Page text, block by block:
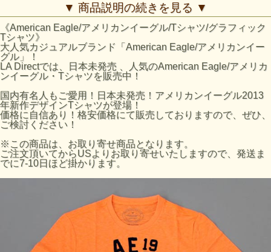
アメリカンイーグルTシャツ：AE Heritage T採寸結果
サイズ:着丈/身幅
Sサイズ:約68cm/約50cm
Mサイズ:約71cm/約53cm
Lサイズ:約74cm/約56cm
XLサイズ:約77cm/約58cm
※平置きにて採寸のため若干の誤差がございます。
AEのサイズの目安
AEサイズ / 日本サイズ
XS / Sサイズ
S / Mサイズ
M / Lサイズ
L / XLサイズ
※AEホームページのサイズ表数値になります。あくまで目
安となりますのでご了承ください。
▼ 商品説明の続きを見る ▼
《American Eagle/アメリカンイーグル/Tシャツ/グラフィック
Tシャツ》
大人気カジュアルブランド「American Eagle/アメリカンイー
グル」！
LA Directでは、日本未発売 、人気のAmerican Eagle/アメリカ
ンイーグル・Tシャツを販売中！
国内有名人もご愛用！日本未発売！アメリカンイーグル2013
年新作デザインTシャツが登場！
価格に自信あり！格安価格にて販売しておりますので、ぜひ、
ご検討ください！
※この商品は、お取り寄せ商品となります。
ご注文頂いてからUSよりお取り寄せいたしますので、発送ま
でに7-10日ほど掛かります。